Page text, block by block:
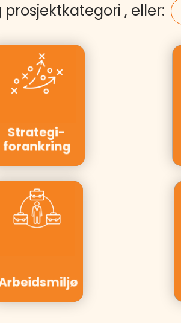
prosjektkategori , eller:
Strategi-
forankring
Kunder:
PwC, NRK,
Bring
Kunder:
Spekter,
NAV